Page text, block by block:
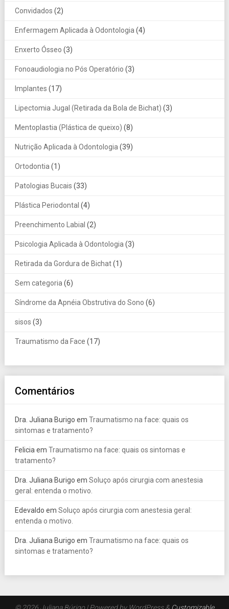
Convidados (2)
Enfermagem Aplicada à Odontologia(4)
Enxerto Ósseo (3)
Fonoaudiologia no Pós Operatório (3)
Implantes (17)
Lipectomia Jugal (Retirada da Bola de Bichat) (3)
Mentoplastia (Plástica de queixo) (8)
Nutrição Aplicada à Odontologia(39)
Ortodontia(1)
Patologias Bucais (33)
Plástica Periodontal (4)
Preenchimento Labial (2)
Psicologia Aplicada à Odontologia(3)
Retirada da Gordura de Bichat(1)
Sem categoria(6)
Síndrome da Apnéia Obstrutiva do Sono (6)
sisos (3)
Traumatismo da Face (17)
Comentários
Dra. Juliana Burigo em Traumatismo na face: quais os
sintomas e tratamento?
Feliciaem Traumatismo na face: quais os sintomas e
tratamento?
Dra. Juliana Burigo em Soluço após cirurgia com anestesia
geral: entenda o motivo.
Edevaldo em Soluço após cirurgia com anestesia geral:
entenda o motivo.
Dra. Juliana Burigo em Traumatismo na face: quais os
sintomas e tratamento?